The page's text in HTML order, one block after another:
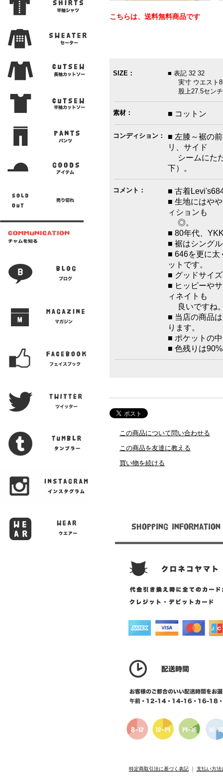
こちらは、送料無料商品です
SIZE：
■ 表記 32 32
実寸 ウエスト
股上27.5セン
素材： ■ コットン
コンディション：
■ 左膝～裾の
リ、サイド
シームにた
下）。
コメント：
■ 古着
■ 生地にはや
ィションも
◎。
■ 80年代、
■ 裾はシング
■ 646を更に太
ットです。
■ グッドサイ
■ ヒッピーや
ィネイトも
良いですね
■ 当店の商品
ります。
■ ポケットの
■ 色残りは
この商品について問い合わせる
この商品を友達に教える
買い物を続ける
特定商取引法に基づく表記｜ 支払い方法